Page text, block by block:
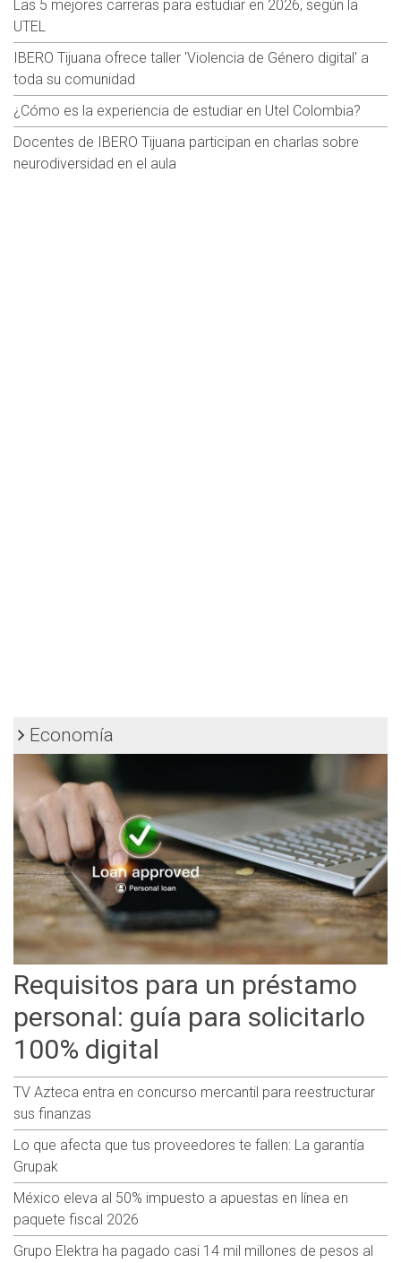
Las 5 mejores carreras para estudiar en 2026, según la
UTEL
IBERO Tijuana ofrece taller 'Violencia de Género digital' a
toda su comunidad
¿Cómo es la experiencia de estudiar en Utel Colombia?
Docentes de IBERO Tijuana participan en charlas sobre
neurodiversidad en el aula
Economía
Requisitos para un préstamo
personal: guía para solicitarlo
100% digital
TV Azteca entra en concurso mercantil para reestructurar
sus finanzas
Lo que afecta que tus proveedores te fallen: La garantía
Grupak
México eleva al 50% impuesto a apuestas en línea en
paquete fiscal 2026
Grupo Elektra ha pagado casi 14 mil millones de pesos al